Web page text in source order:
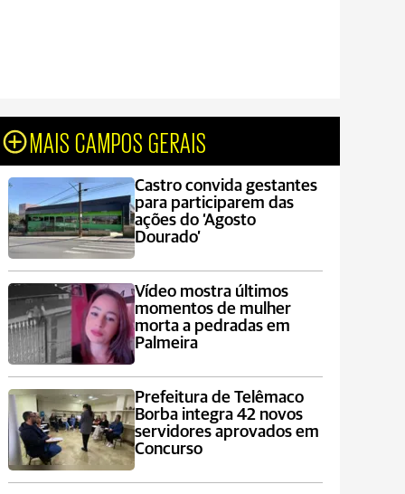
MAIS CAMPOS GERAIS
Castro convida gestantes
para participarem das
ações do ‘Agosto
Dourado’
Vídeo mostra últimos
momentos de mulher
morta a pedradas em
Palmeira
Prefeitura de Telêmaco
Borba integra 42 novos
servidores aprovados em
Concurso